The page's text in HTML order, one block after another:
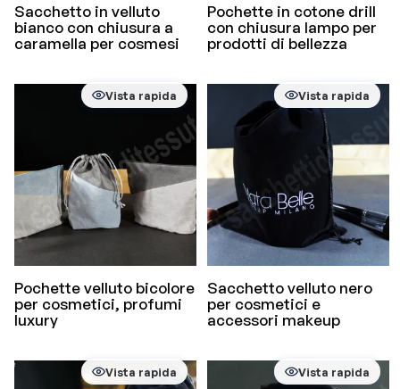
Sacchetto in velluto
bianco con chiusura a
caramella per cosmesi
Pochette in cotone drill
con chiusura lampo per
prodotti di bellezza
Pochette velluto bicolore
per cosmetici, profumi
luxury
Vista rapida
Sacchetto velluto nero
per cosmetici e
accessori makeup
Vista rapida
Vista rapida Vista rapida